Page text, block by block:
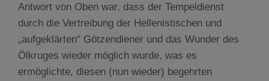
Antwort von Oben war, dass der Tempeldienst
durch die Vertreibung der Hellenistischen und
„aufgeklärten“ Götzendiener und das Wunder des
Ölkruges wieder möglich wurde, was es
ermöglichte, diesen (nun wieder) begehrten